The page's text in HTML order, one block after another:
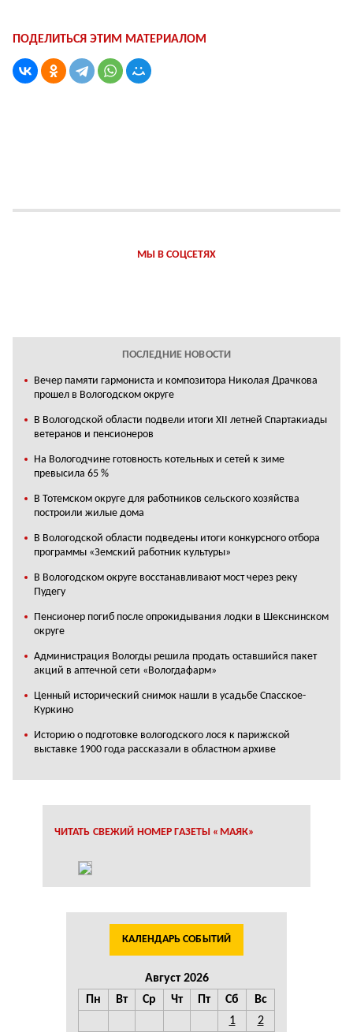
ПОДЕЛИТЬСЯ ЭТИМ МАТЕРИАЛОМ
МЫ В СОЦСЕТЯХ
ПОСЛЕДНИЕ НОВОСТИ
Вечер памяти гармониста и композитора Николая Драчкова
прошел в Вологодском округе
В Вологодской области подвели итоги XII летней Спартакиады
ветеранов и пенсионеров
На Вологодчине готовность котельных и сетей к зиме
превысила 65 %
В Тотемском округе для работников сельского хозяйства
построили жилые дома
В Вологодской области подведены итоги конкурсного отбора
программы «Земский работник культуры»
В Вологодском округе восстанавливают мост через реку
Пудегу
Пенсионер погиб после опрокидывания лодки в Шекснинском
округе
Администрация Вологды решила продать оставшийся пакет
акций в аптечной сети «Вологдафарм»
Ценный исторический снимок нашли в усадьбе Спасское-
Куркино
Историю о подготовке вологодского лося к парижской
выставке 1900 года рассказали в областном архиве
ЧИТАТЬ СВЕЖИЙ НОМЕР ГАЗЕТЫ «МАЯК»
КАЛЕНДАРЬ СОБЫТИЙ
Август 2026
Пн
Вт Ср Чт Пт Сб
Вс
1
2